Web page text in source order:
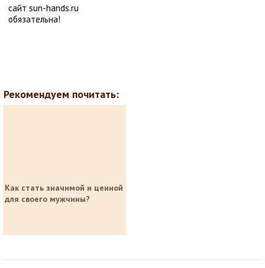
сайт sun-hands.ru
обязательна!
Рекомендуем почитать:
Как стать значимой и ценной
для своего мужчины?